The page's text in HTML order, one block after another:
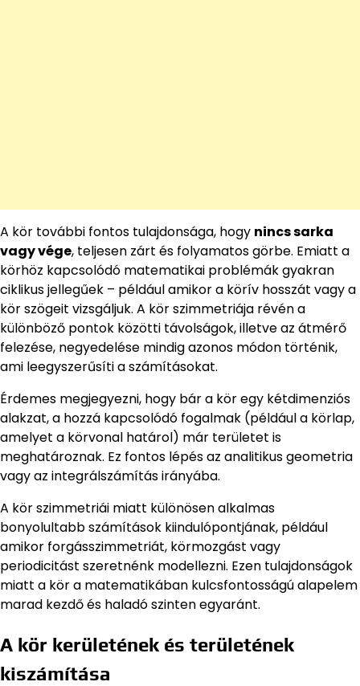
A kör további fontos tulajdonsága, hogy nincs sarka
vagy vége, teljesen zárt és folyamatos görbe. Emiatt a
körhöz kapcsolódó matematikai problémák gyakran
ciklikus jellegűek – például amikor a körív hosszát vagy a
kör szögeit vizsgáljuk. A kör szimmetriája révén a
különböző pontok közötti távolságok, illetve az átmérő
felezése, negyedelése mindig azonos módon történik,
ami leegyszerűsíti a számításokat.
Érdemes megjegyezni, hogy bár a kör egy kétdimenziós
alakzat, a hozzá kapcsolódó fogalmak (például a körlap,
amelyet a körvonal határol) már területet is
meghatároznak. Ez fontos lépés az analitikus geometria
vagy az integrálszámítás irányába.
A kör szimmetriái miatt különösen alkalmas
bonyolultabb számítások kiindulópontjának, például
amikor forgásszimmetriát, körmozgást vagy
periodicitást szeretnénk modellezni. Ezen tulajdonságok
miatt a kör a matematikában kulcsfontosságú alapelem
marad kezdő és haladó szinten egyaránt.
A kör kerületének és területének
kiszámítása